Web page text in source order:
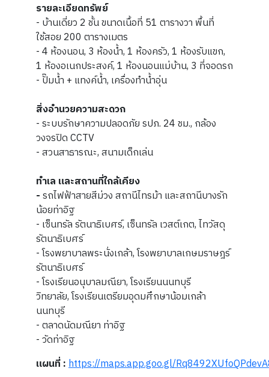
รายละเอียดทรัพย์
- บ้านเดี่ยว 2 ชั้น ขนาดเนื้อที่ 51 ตารางวา พื้นที่
ใช้สอย 200 ตารางเมตร
- 4 ห้องนอน, 3 ห้องน้ำ, 1 ห้องครัว, 1 ห้องรับแขก,
1 ห้องอเนกประสงค์, 1 ห้องนอนแม่บ้าน, 3 ที่จอดรถ
- ปั๊มน้ำ + แทงค์น้ำ, เครื่องทำน้ำอุ่น
สิ่งอำนวยความสะดวก
- ระบบรักษาความปลอดภัย รปภ. 24 ชม., กล้อง
วงจรปิด CCTV
- สวนสาธารณะ, สนามเด็กเล่น
ทำเล และสถานที่ใกล้เคียง
-รถไฟฟ้าสายสีม่วง สถานีไทรม้า และสถานีบางรัก
น้อยท่าอิฐ
- เซ็นทรัล รัตนาธิเบศร์, เซ็นทรัล เวสต์เกต, ไทวัสดุ
รัตนาธิเบศร์
- โรงพยาบาลพระนั่งเกล้า, โรงพยาบาลเกษมราษฎร์
รัตนาธิเบศร์
- โรงเรียนอนุบาลมณียา, โรงเรียนนนทบุรี
วิทยาลัย, โรงเรียนเตรียมอุดมศึกษาน้อมเกล้า
นนทบุรี
- ตลาดนัดมณียา ท่าอิฐ
- วัดท่าอิฐ
แผนที่ :https://maps.app.goo.gl/